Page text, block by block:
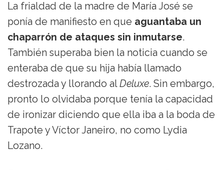
La frialdad de la madre de María José se
ponía de manifiesto en que aguantaba un
chaparrón de ataques sin inmutarse.
También superaba bien la noticia cuando se
enteraba de que su hija había llamado
destrozada y llorando alDeluxe. Sin embargo,
pronto lo olvidaba porque tenía la capacidad
de ironizar diciendo que ella iba a la boda de
Trapote y Víctor Janeiro, no como Lydia
Lozano.